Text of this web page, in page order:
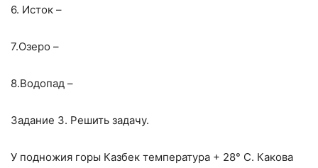
6. Исток –
7.Озеро –
8.Водопад –
Задание 3. Решить задачу.
У подножия горы Казбек температура + 28° С. Какова